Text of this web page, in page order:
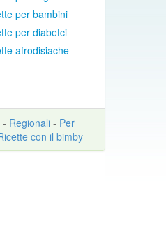
per bambini
per diabetci
afrodisiache
- Regionali - Per
con il bimby